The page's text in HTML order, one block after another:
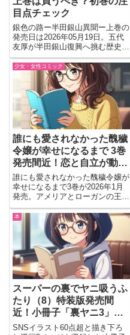
目点チェック
銀色の路ー半田銀山異聞ー上巻の
発売日は2026年05月19日。五代
友厚が半田銀山復興へ挑む歴史ド
ラマが開幕。初見でも入りやすい
内容か、予約前に見どころや作品
の空気感をチェックできる内容を
少女・女性コミック
誰にも愛されなかった醜穢
令嬢が幸せになるまで 3巻
発売間近！恋と自立が動き
出す転機になりそうで胸が
ぎゅってなる🌸
誰にも愛されなかった醜穢令嬢が
幸せになるまで3巻が2026年1月
発売。アメリアとローガンの王都
訪問と新たな試練が描かれる感動
のシンデレラストーリー。
本
スーパーの裏でヤニ吸うふ
たり（8）特装版発売間
近！小冊子「裏ヤニ3」付
きで尊さと供給が同時に来
SNSイラスト60点超と描き下ろ